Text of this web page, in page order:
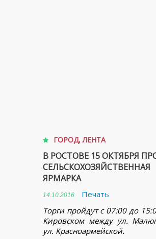
ГОРОД,ЛЕНТА
В РОСТОВЕ 15 ОКТЯБРЯ
СЕЛЬСКОХОЗЯЙСТВЕННАЯ
ЯРМАРКА
14.10.2016
Печать
Торги пройдут с 07:00 до
Кировском между ул.
ул. Красноармейской.